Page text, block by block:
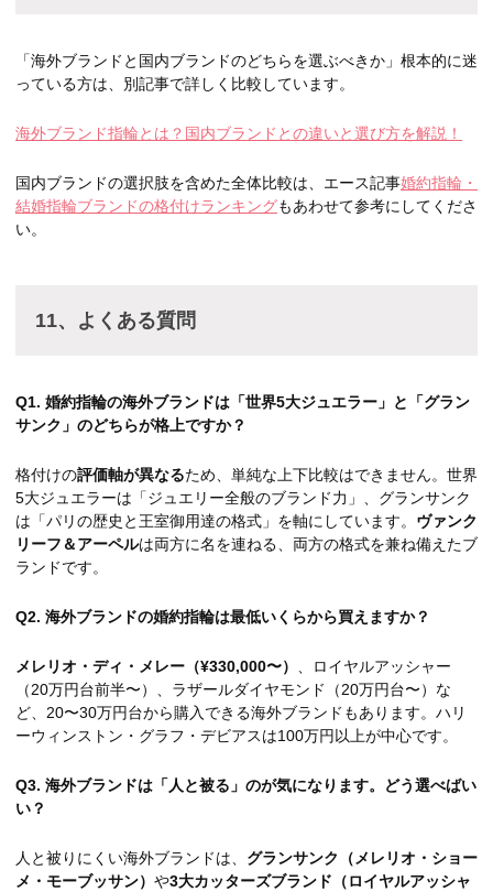
「海外ブランドと国内ブランドのどちらを選ぶべきか」根本的に迷
っている方は、別記事で詳しく比較しています。
海外ブランド指輪とは？国内ブランドとの違いと選び方を解説！
国内ブランドの選択肢を含めた全体比較は、エース記事婚約指輪・
結婚指輪ブランドの格付けランキングもあわせて参考にしてくださ
い。
11、よくある質問
Q1. 婚約指輪の海外ブランドは「世界5大ジュエラー」と「グラン
サンク」のどちらが格上ですか？
格付けの評価軸が異なるため、単純な上下比較はできません。世界
5大ジュエラーは「ジュエリー全般のブランド力」、グランサンク
は「パリの歴史と王室御用達の格式」を軸にしています。 ヴァンク
リーフ＆アーペルは両方に名を連ねる、両方の格式を兼ね備えたブ
ランドです。
Q2. 海外ブランドの婚約指輪は最低いくらから買えますか？
メレリオ・ディ・メレー（¥330,000〜）
、ロイヤルアッシャー
（20万円台前半〜）、ラザールダイヤモンド（20万円台〜）な
ど、20〜30万円台から購入できる海外ブランドもあります。ハリ
ーウィンストン・グラフ・デビアスは100万円以上が中心です。
Q3. 海外ブランドは「人と被る」のが気になります。どう選べばい
い？
人と被りにくい海外ブランドは、 グランサンク（メレリオ・ショー
メ・モーブッサン） や3大カッターズブランド（ロイヤルアッシャ